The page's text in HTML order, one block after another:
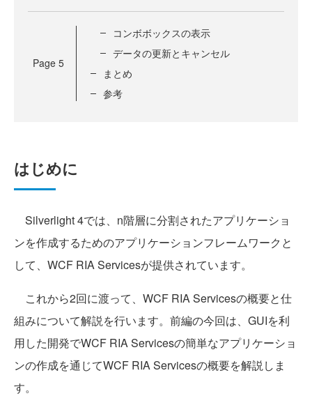
Page 5
コンボボックスの表示
データの更新とキャンセル
まとめ
参考
はじめに
Silverlight 4では、n階層に分割されたアプリケーショ
ンを作成するためのアプリケーションフレームワークと
して、WCF RIA Servicesが提供されています。
これから2回に渡って、WCF RIA Servicesの概要と仕
組みについて解説を行います。前編の今回は、GUIを利
用した開発でWCF RIA Servicesの簡単なアプリケーショ
ンの作成を通じてWCF RIA Servicesの概要を解説しま
す。